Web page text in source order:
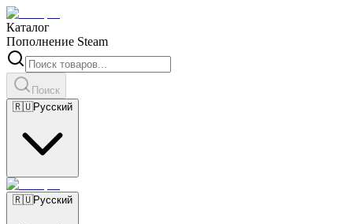
Каталог
Пополнение Steam
Поиск
🇷🇺Русский
🇷🇺Русский